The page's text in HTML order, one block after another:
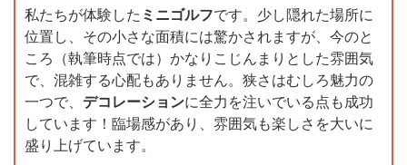
私たちが体験した ミニゴルフです。少し隠れた場所に
位置し、その小さな面積には驚かされますが、今のと
ころ（執筆時点では）かなりこじんまりとした雰囲気
で、混雑する心配もありません。狭さはむしろ魅力の
一つで、 デコレーションに全力を注いでいる点も成功
しています！臨場感があり、雰囲気も楽しさを大いに
盛り上げています。